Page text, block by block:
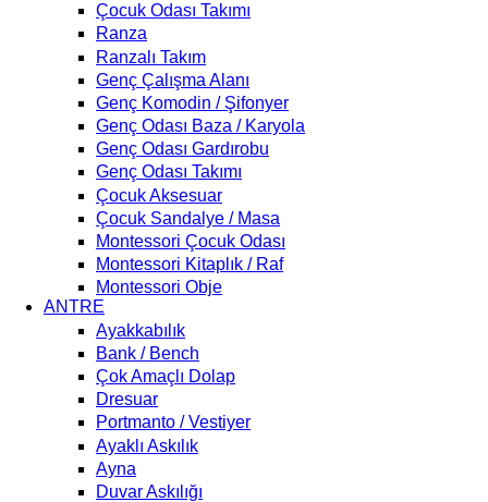
Çocuk Odası Takımı
Ranza
Ranzalı Takım
Genç Çalışma Alanı
Genç Komodin / Şifonyer
Genç Odası Baza / Karyola
Genç Odası Gardırobu
Genç Odası Takımı
Çocuk Aksesuar
Çocuk Sandalye / Masa
Montessori Çocuk Odası
Montessori Kitaplık / Raf
Montessori Obje
ANTRE
Ayakkabılık
Bank / Bench
Çok Amaçlı Dolap
Dresuar
Portmanto / Vestiyer
Ayaklı Askılık
Ayna
Duvar Askılığı